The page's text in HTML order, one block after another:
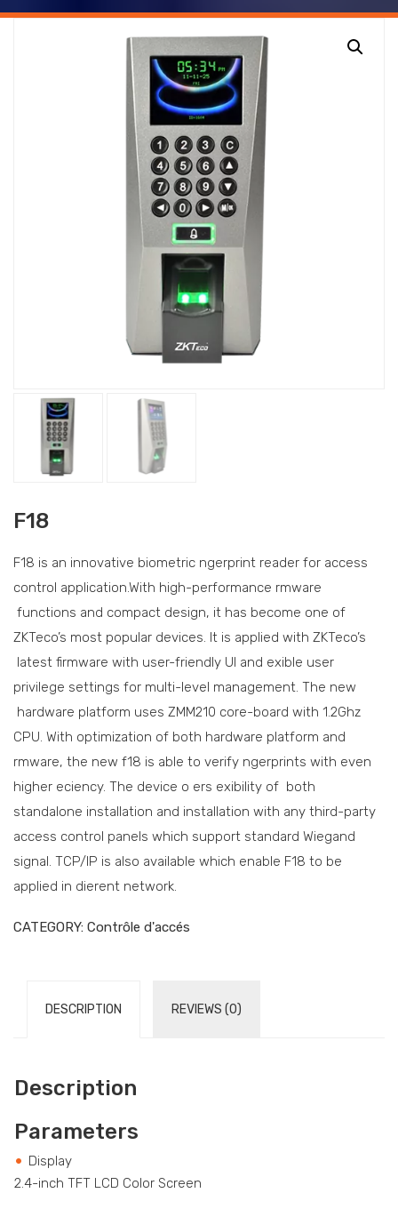
F18
F18 is an innovative biometric ngerprint reader for access
control application.With high-performance rmware
functions and compact design, it has become one of
ZKTeco’s most popular devices. It is applied with ZKTeco’s
latest firmware with user-friendly UI and exible user
privilege settings for multi-level management. The new
hardware platform uses ZMM210 core-board with 1.2Ghz
CPU. With optimization of both hardware platform and
rmware, the new f18 is able to verify ngerprints with even
higher eciency. The device o ers exibility of both
standalone installation and installation with any third-party
access control panels which support standard Wiegand
signal. TCP/IP is also available which enable F18 to be
applied in dierent network.
CATEGORY: Contrôle d'accés
DESCRIPTION REVIEWS (0)
Description
Parameters
Display
2.4-inch TFT LCD Color Screen